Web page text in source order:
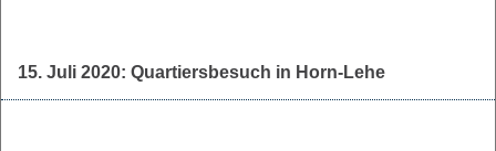
15. Juli 2020: Quartiersbesuch in Horn-Lehe